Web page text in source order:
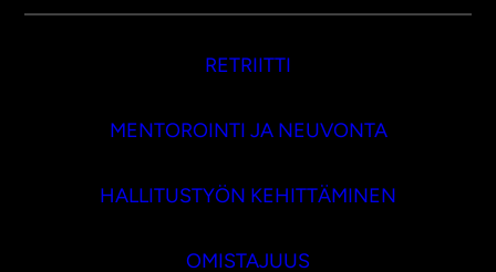
RETRIITTI
MENTOROINTI JA NEUVONTA
HALLITUSTYÖN KEHITTÄMINEN
OMISTAJUUS